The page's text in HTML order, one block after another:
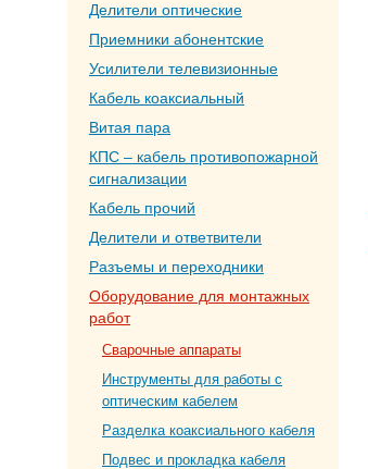
Делители оптические
Приемники абонентские
Усилители телевизионные
Кабель коаксиальный
Витая пара
КПС – кабель противопожарной
сигнализации
Кабель прочий
Делители и ответвители
Разъемы и переходники
Оборудование для монтажных
работ
Сварочные аппараты
Инструменты для работы с
оптическим кабелем
Разделка коаксиального кабеля
Подвес и прокладка кабеля